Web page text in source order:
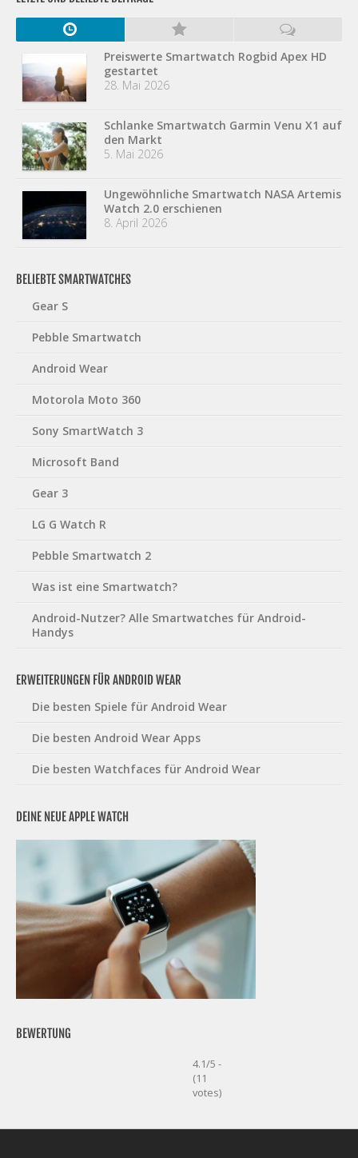
Preiswerte Smartwatch Rogbid Apex HD
gestartet
28. Mai 2026
Schlanke Smartwatch Garmin Venu X1 auf
den Markt
5. Mai 2026
Ungewöhnliche Smartwatch NASA Artemis
Watch 2.0 erschienen
8. April 2026
BELIEBTE SMARTWATCHES
Gear S
Pebble Smartwatch
Android Wear
Motorola Moto 360
Sony SmartWatch 3
Microsoft Band
Gear 3
LG G Watch R
Pebble Smartwatch 2
Was ist eine Smartwatch?
Android-Nutzer? Alle Smartwatches für Android-
Handys
ERWEITERUNGEN FÜR ANDROID WEAR
Die besten Spiele für Android Wear
Die besten Android Wear Apps
Die besten Watchfaces für Android Wear
DEINE NEUE APPLE WATCH
BEWERTUNG
4.1/5 -
(11
votes)